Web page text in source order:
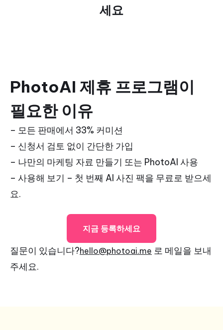
세요
PhotoAI 제휴 프로그램이
필요한 이유
– 모든 판매에서 33% 커미션
– 신청서 검토 없이 간단한 가입
– 나만의 마케팅 자료 만들기 또는 PhotoAI 사용
– 사용해 보기 – 첫 번째 AI 사진 팩을 무료로 받으세
요.
지금 등록하세요
질문이 있습니다?hello@photoai.me 로 메일을 보내
주세요.